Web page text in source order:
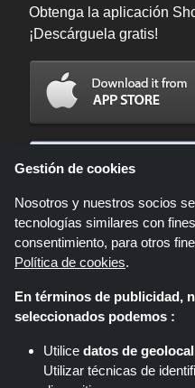
Obtenga la aplicación
¡Descárguela gratis!
Shoppingspout.com/es es un sitio
cupones; Estas ofertas u ofertas
cuando usted realiza una
Shoppingspout.com/es gana
Gestión de cookies
Nosotros y nuestros socios
tecnologías similares con
consentimiento, para otros
Política de cookies.
En términos de publicidad,
seleccionados podemos :
Utilice datos de
Utilizar técnicas de